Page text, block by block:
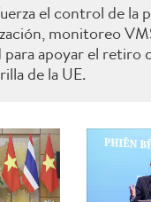
el control de la
monitoreo
apoyar el retiro
de la UE.